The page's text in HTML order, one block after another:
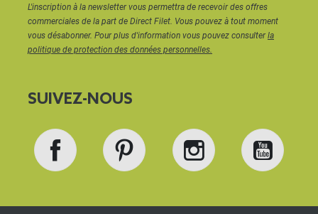
L'inscription à la newsletter vous permettra de recevoir des offres
commerciales de la part de Direct Filet. Vous pouvez à tout moment
vous désabonner. Pour plus d'information vous pouvez consulterla
politique de protection des données personnelles.
SUIVEZ-NOUS